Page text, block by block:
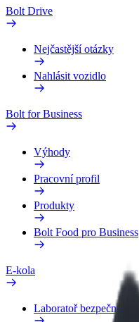
Bolt Drive
Nejčastější otázky
Nahlásit vozidlo
Bolt for Business
Výhody
Pracovní profil
Produkty
Bolt Food pro Business
E-kola
Laboratoř bezpečnosti